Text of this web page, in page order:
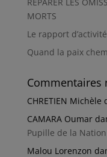
MORTS
Le rapport
Quand la paix
Commentaires
CHRETIEN Michèle
CAMARA Oumar
Pupille de la Nation
Malou Lorenzon